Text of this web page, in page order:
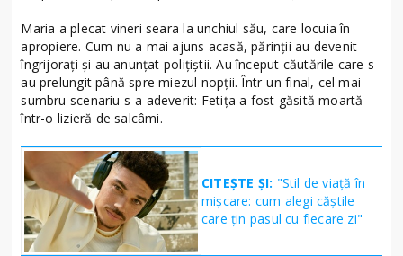
Maria a plecat vineri seara la unchiul său, care locuia în
apropiere. Cum nu a mai ajuns acasă, părinţii au devenit
îngrijoraţi şi au anunţat poliţiştii. Au început căutările care s-
au prelungit până spre miezul nopţii. Într-un final, cel mai
sumbru scenariu s-a adeverit: Fetița a fost găsită moartă
într-o lizieră de salcâmi.
CITEȘTE ȘI: "Stil de viață în
mișcare: cum alegi căștile
care țin pasul cu fiecare zi"